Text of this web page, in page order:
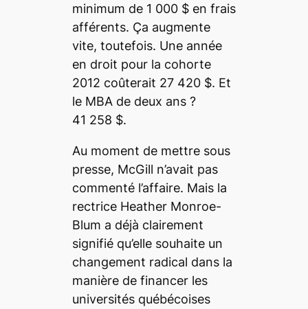
minimum de 1 000 $ en frais
afférents. Ça augmente
vite, toutefois. Une année
en droit pour la cohorte
2012 coûterait 27 420 $. Et
le MBA de deux ans ?
41 258 $.
Au moment de mettre sous
presse, McGill n’avait pas
commenté l’affaire. Mais la
rectrice Heather Monroe-
Blum a déjà clairement
signifié qu’elle souhaite un
changement radical dans la
manière de financer les
universités québécoises